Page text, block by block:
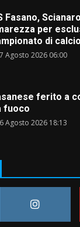
Fasano,
per
di
Agosto 2026 06:00
ferito a
fuoco
Agosto 2026 18:13
di Fasano
6 Agosto 2026 14:16